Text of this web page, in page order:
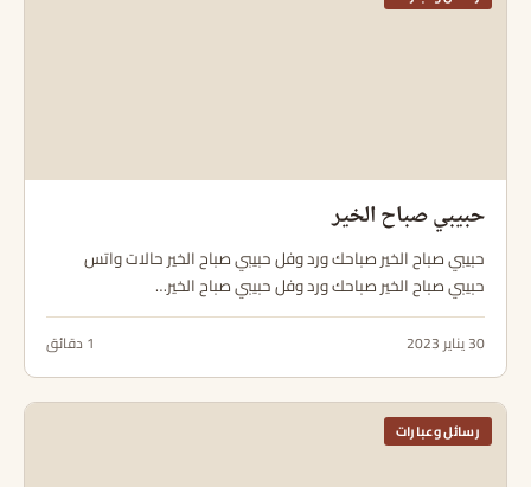
حبيبي صباح الخير
حبيبي صباح الخير صباحك ورد وفل حبيبي صباح الخير حالات واتس
حبيبي صباح الخير صباحك ورد وفل حبيبي صباح الخير…
30 يناير 2023 1 دقائق
رسائل وعبارات